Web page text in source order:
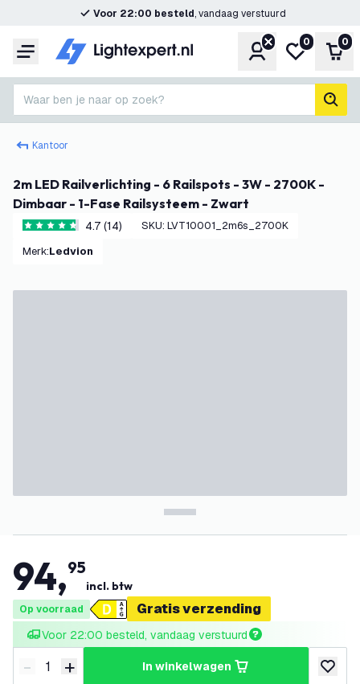
Voor 22:00 besteld, vandaag verstuurd
Menu Account
Mijn
0 0
Waar ben je naar op zoek?
Kantoor
2m LED Railverlichting - 6 Railspots - 3W - 2700K -
Dimbaar - 1-Fase Railsysteem - Zwart
4.7 score sterren
4.7 (14) SKU: LVT10001_2m6s_2700K
Merk: Ledvion
94,95
incl. btw
Op voorraad Gratis verzending
Voor 22:00 besteld, vandaag verstuurd
Verminder hoeveelheid
- Verhoog hoeveelheid
+ in winkelwagen